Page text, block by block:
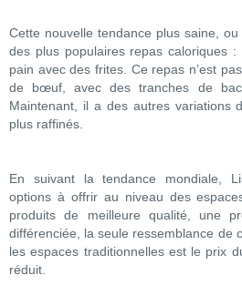
Cette nouvelle tendance plus saine,
des plus populaires repas caloriques
pain avec des frites. Ce repas n’est
de bœuf, avec des tranches de
Maintenant, il a des autres variations
plus raffinés.
En suivant la tendance mondiale,
options à offrir au niveau des
produits de meilleure qualité, une
différenciée, la seule ressemblance de
les espaces traditionnelles est le prix
réduit.